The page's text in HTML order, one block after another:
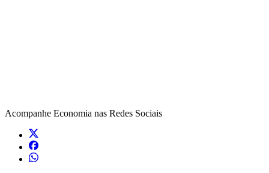
Acompanhe Economia nas Redes Sociais